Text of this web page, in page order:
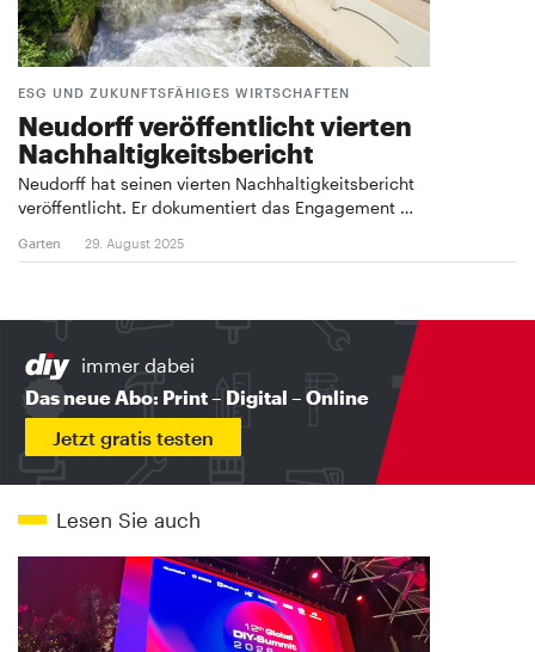
ESG UND ZUKUNFTSFÄHIGES WIRTSCHAFTEN
Neudorff veröffentlicht vierten
Nachhaltigkeitsbericht
Neudorff hat seinen vierten Nachhaltigkeitsbericht
veröffentlicht. Er dokumentiert das Engagement …
Garten 29. August 2025
immer dabei
Das neue Abo: Print – Digital – Online
Jetzt gratis testen
Lesen Sie auch